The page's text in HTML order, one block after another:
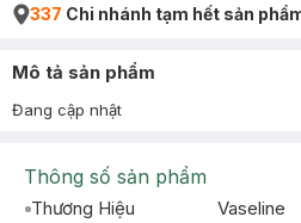
337 Chi nhánh tạm hết sản
Mô tả sản phẩm
Đang cập nhật
Thông số sản phẩm
Thương Hiệu
Vaseline